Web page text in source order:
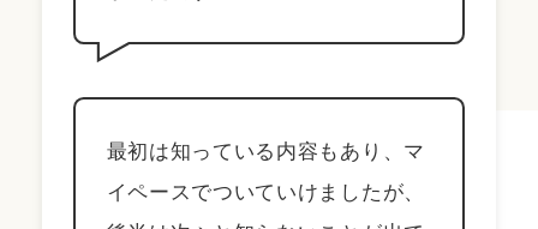
最初は知っている内容もあり、マ
イペースでついていけましたが、